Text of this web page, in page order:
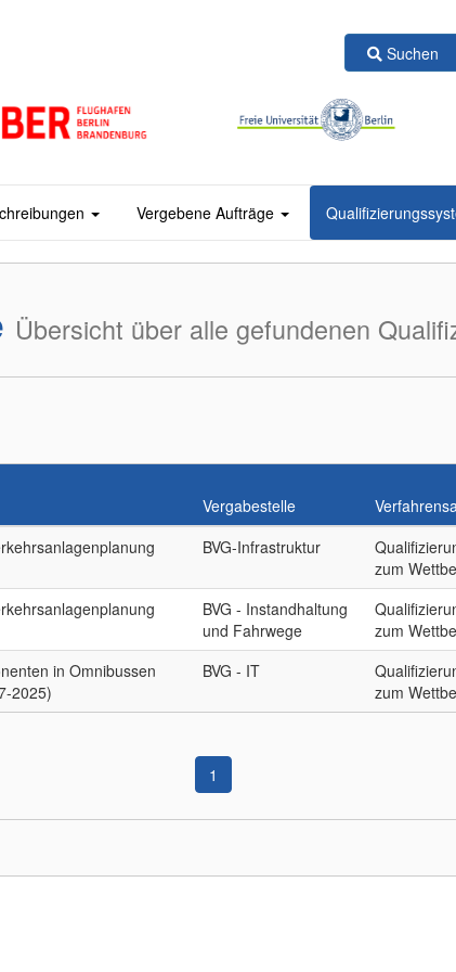
Suchen
Vergebene Aufträge
Übersicht über alle gefundenen
Vergabestelle
BVG-Infrastruktur
zum
BVG - Instandhaltung
und Fahrwege
zum
in Omnibussen
2025)
BVG - IT
zum
1